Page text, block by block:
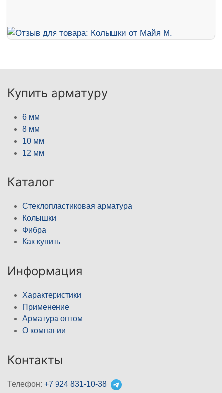
Купить арматуру
6 мм
8 мм
10 мм
12 мм
Каталог
Стеклопластиковая арматура
Колышки
Фибра
Как купить
Информация
Характеристики
Применение
Арматура оптом
О компании
Контакты
Телефон: +7 924 831-10-38